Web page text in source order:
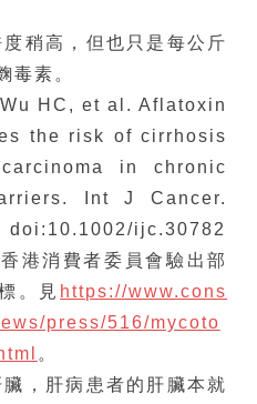
稍高，但也只是每公斤
毒素。
HC, et al. Aflatoxin
the risk of cirrhosis
in chronic
Int J Cancer.
doi:10.1002/ijc.30782
港消費者委員會驗出部
。見 https://www.cons
press/516/mycoto
。
，肝病患者的肝臟本就